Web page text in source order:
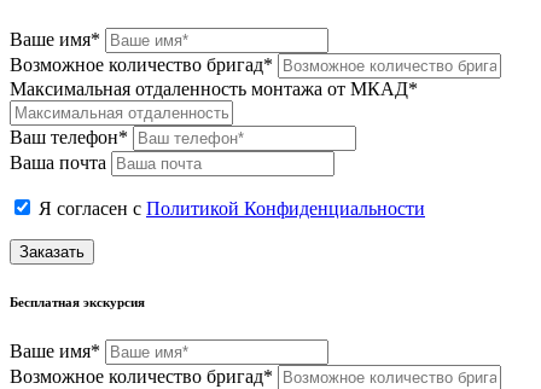
Ваше имя*
Возможное количество бригад*
Максимальная отдаленность монтажа от МКАД*
Ваш телефон*
Ваша почта
Я согласен с Политикой Конфиденциальности
Заказать
Бесплатная экскурсия
Ваше имя*
Возможное количество бригад*